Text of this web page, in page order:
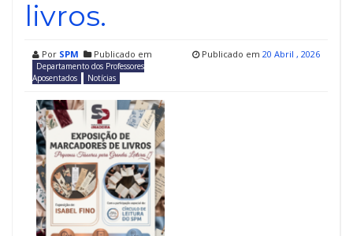
livros.
Por SPM Publicado em
Departamento dos Professores
Aposentados
Notícias
Publicado em 20 Abril , 2026